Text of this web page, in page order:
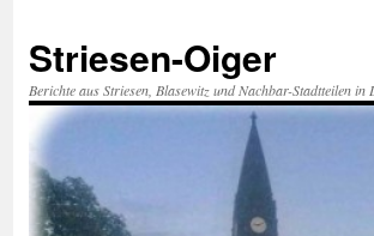
springen
Striesen-Oiger
Berichte aus Striesen, Blasewitz und Nachbar-Stadtteilen in